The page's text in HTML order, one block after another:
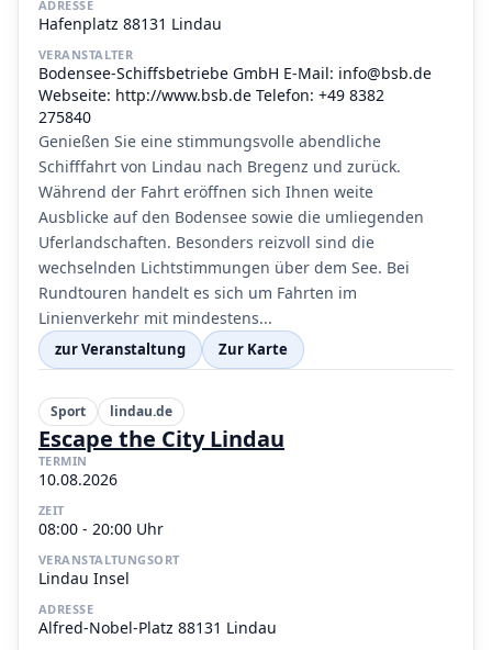
ADRESSE
Hafenplatz 88131 Lindau
VERANSTALTER
Bodensee-Schiffsbetriebe GmbH E-Mail: info@bsb.de
Webseite: http://www.bsb.de Telefon: +49 8382
275840
Genießen Sie eine stimmungsvolle abendliche
Schifffahrt von Lindau nach Bregenz und zurück.
Während der Fahrt eröffnen sich Ihnen weite
Ausblicke auf den Bodensee sowie die umliegenden
Uferlandschaften. Besonders reizvoll sind die
wechselnden Lichtstimmungen über dem See. Bei
Rundtouren handelt es sich um Fahrten im
Linienverkehr mit mindestens...
zur Veranstaltung Zur Karte
Sport lindau.de
Escape the City Lindau
TERMIN
10.08.2026
ZEIT
08:00 - 20:00 Uhr
VERANSTALTUNGSORT
Lindau Insel
ADRESSE
Alfred-Nobel-Platz 88131 Lindau